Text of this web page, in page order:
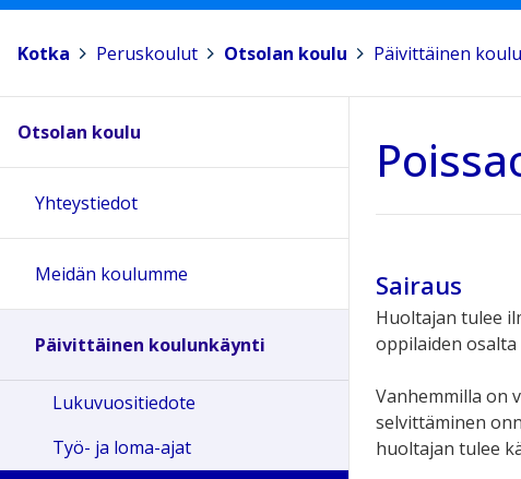
Kotka Peruskoulut Otsolan koulu Päivittäinen
Sairaus
Huoltajan tulee
oppilaiden
Vanhemmilla on
selvittäminen
huoltajan tulee
Otsolan koulu
Yhteystiedot
Meidän koulumme
Päivittäinen koulunkäynti
Lukuvuositiedote
Työ- ja loma-ajat